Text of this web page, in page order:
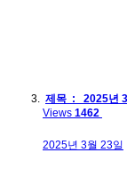
제목 : 2025년
Views 1462
2025년 3월 23일